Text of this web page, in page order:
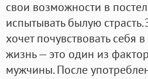
свои возможности в
испытывать былую
хочет почувствовать
жизнь — это один из
мужчины. После